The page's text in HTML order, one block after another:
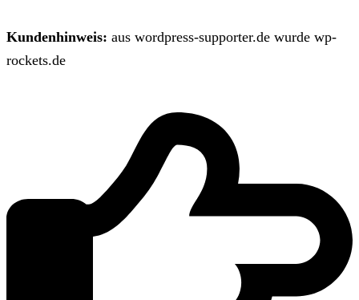
Kundenhinweis: aus wordpress-supporter.de wurde wp-
rockets.de